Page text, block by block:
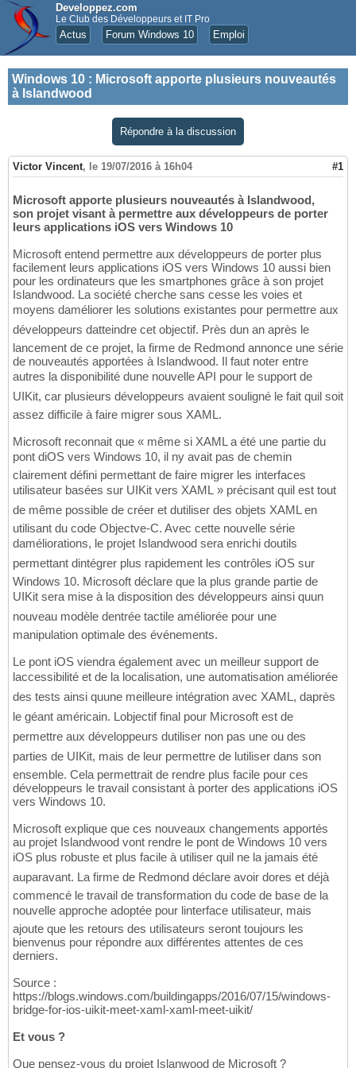
Developpez.com
Le Club des Développeurs et IT Pro
Actus Forum Windows 10 Emploi
Windows 10 : Microsoft apporte plusieurs nouveautés
à Islandwood
Répondre à la discussion
Victor Vincent, le 19/07/2016 à 16h04 #1
Microsoft apporte plusieurs nouveautés à Islandwood,
son projet visant à permettre aux développeurs de porter
leurs applications iOS vers Windows 10
Microsoft entend permettre aux développeurs de porter plus
facilement leurs applications iOS vers Windows 10 aussi bien
pour les ordinateurs que les smartphones grâce à son projet
Islandwood. La société cherche sans cesse les voies et
moyens daméliorer les solutions existantes pour permettre aux
développeurs datteindre cet objectif. Près dun an après le
lancement de ce projet, la firme de Redmond annonce une série
de nouveautés apportées à Islandwood. Il faut noter entre
autres la disponibilité dune nouvelle API pour le support de
UIKit, car plusieurs développeurs avaient souligné le fait quil soit
assez difficile à faire migrer sous XAML.
Microsoft reconnait que « même si XAML a été une partie du
pont diOS vers Windows 10, il ny avait pas de chemin
clairement défini permettant de faire migrer les interfaces
utilisateur basées sur UIKit vers XAML » précisant quil est tout
de même possible de créer et dutiliser des objets XAML en
utilisant du code Objectve-C. Avec cette nouvelle série
daméliorations, le projet Islandwood sera enrichi doutils
permettant dintégrer plus rapidement les contrôles iOS sur
Windows 10. Microsoft déclare que la plus grande partie de
UIKit sera mise à la disposition des développeurs ainsi quun
nouveau modèle dentrée tactile améliorée pour une
manipulation optimale des événements.
Le pont iOS viendra également avec un meilleur support de
laccessibilité et de la localisation, une automatisation améliorée
des tests ainsi quune meilleure intégration avec XAML, daprès
le géant américain. Lobjectif final pour Microsoft est de
permettre aux développeurs dutiliser non pas une ou des
parties de UIKit, mais de leur permettre de lutiliser dans son
ensemble. Cela permettrait de rendre plus facile pour ces
développeurs le travail consistant à porter des applications iOS
vers Windows 10.
Microsoft explique que ces nouveaux changements apportés
au projet Islandwood vont rendre le pont de Windows 10 vers
iOS plus robuste et plus facile à utiliser quil ne la jamais été
auparavant. La firme de Redmond déclare avoir dores et déjà
commencé le travail de transformation du code de base de la
nouvelle approche adoptée pour linterface utilisateur, mais
ajoute que les retours des utilisateurs seront toujours les
bienvenus pour répondre aux différentes attentes de ces
derniers.
Source :
https://blogs.windows.com/buildingapps/2016/07/15/windows-
bridge-for-ios-uikit-meet-xaml-xaml-meet-uikit/
Et vous ?
Que pensez-vous du projet Islanwood de Microsoft ?